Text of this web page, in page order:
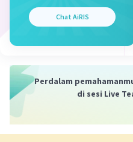
Jadi, kelainan
penyempitan
Beri Rating·0.0(0)
Chat AiRIS
Perdalam
di sesi Live